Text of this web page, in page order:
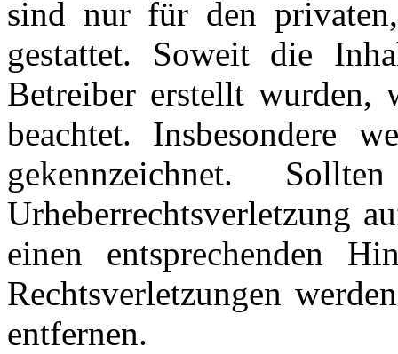
sind nur für den
gestattet. Soweit die
Betreiber erstellt wurden,
beachtet. Insbesondere
gekennzeichnet.
Urheberrechtsverletzung
einen entsprechenden
Rechtsverletzungen
entfernen.